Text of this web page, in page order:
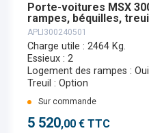
Porte-voitures MSX
rampes, béquilles,
APLI300240501
Charge utile : 2464 Kg.
Essieux : 2
Logement des rampes : Oui
Treuil : Option
Sur commande
5 520,00 € TTC